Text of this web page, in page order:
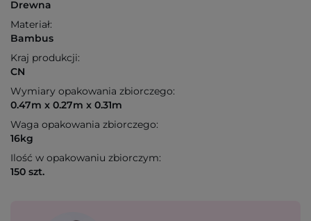
Drewna
Materiał:
Bambus
Kraj produkcji:
CN
Wymiary opakowania zbiorczego:
0.47m x 0.27m x 0.31m
Waga opakowania zbiorczego:
16kg
Ilość w opakowaniu zbiorczym:
150 szt.